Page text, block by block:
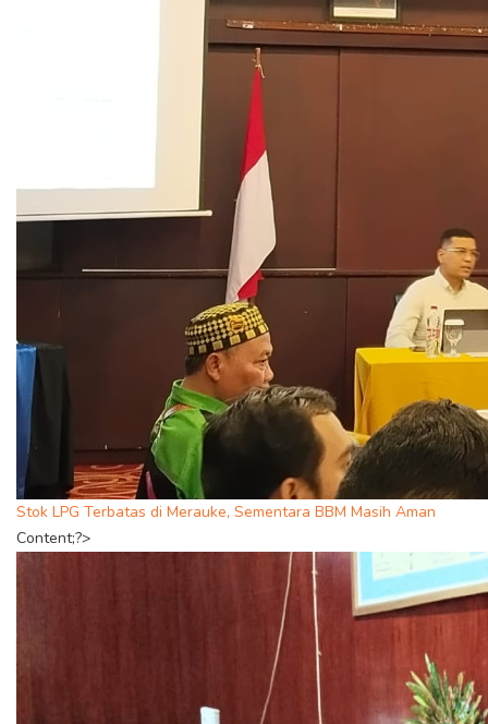
Stok LPG Terbatas di Merauke, Sementara BBM Masih Aman
Content;?>